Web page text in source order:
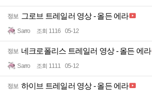
정보 그로브 트레일러 영상 - 올든 에라
Sarro 조회 1116 05-12
정보 네크로폴리스 트레일러 영상 - 올든 에라
Sarro 조회 1111 05-12
정보 하이브 트레일러 영상 - 올든 에라